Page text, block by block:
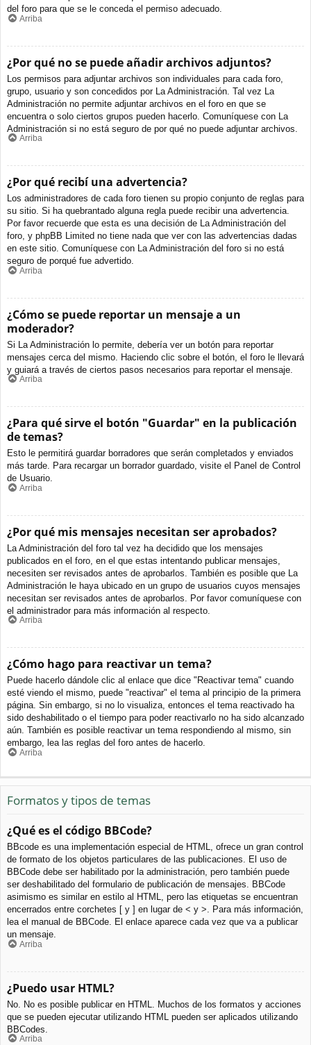
del foro para que se le conceda el permiso adecuado.
Arriba
¿Por qué no se puede añadir archivos adjuntos?
Los permisos para adjuntar archivos son individuales para cada foro,
grupo, usuario y son concedidos por La Administración. Tal vez La
Administración no permite adjuntar archivos en el foro en que se
encuentra o solo ciertos grupos pueden hacerlo. Comuníquese con La
Administración si no está seguro de por qué no puede adjuntar archivos.
Arriba
¿Por qué recibí una advertencia?
Los administradores de cada foro tienen su propio conjunto de reglas para
su sitio. Si ha quebrantado alguna regla puede recibir una advertencia.
Por favor recuerde que esta es una decisión de La Administración del
foro, y phpBB Limited no tiene nada que ver con las advertencias dadas
en este sitio. Comuníquese con La Administración del foro si no está
seguro de porqué fue advertido.
Arriba
¿Cómo se puede reportar un mensaje a un
moderador?
Si La Administración lo permite, debería ver un botón para reportar
mensajes cerca del mismo. Haciendo clic sobre el botón, el foro le llevará
y guiará a través de ciertos pasos necesarios para reportar el mensaje.
Arriba
¿Para qué sirve el botón "Guardar" en la publicación
de temas?
Esto le permitirá guardar borradores que serán completados y enviados
más tarde. Para recargar un borrador guardado, visite el Panel de Control
de Usuario.
Arriba
¿Por qué mis mensajes necesitan ser aprobados?
La Administración del foro tal vez ha decidido que los mensajes
publicados en el foro, en el que estas intentando publicar mensajes,
necesiten ser revisados antes de aprobarlos. También es posible que La
Administración le haya ubicado en un grupo de usuarios cuyos mensajes
necesitan ser revisados antes de aprobarlos. Por favor comuníquese con
el administrador para más información al respecto.
Arriba
¿Cómo hago para reactivar un tema?
Puede hacerlo dándole clic al enlace que dice "Reactivar tema" cuando
esté viendo el mismo, puede "reactivar" el tema al principio de la primera
página. Sin embargo, si no lo visualiza, entonces el tema reactivado ha
sido deshabilitado o el tiempo para poder reactivarlo no ha sido alcanzado
aún. También es posible reactivar un tema respondiendo al mismo, sin
embargo, lea las reglas del foro antes de hacerlo.
Arriba
Formatos y tipos de temas
¿Qué es el código BBCode?
BBcode es una implementación especial de HTML, ofrece un gran control
de formato de los objetos particulares de las publicaciones. El uso de
BBCode debe ser habilitado por la administración, pero también puede
ser deshabilitado del formulario de publicación de mensajes. BBCode
asimismo es similar en estilo al HTML, pero las etiquetas se encuentran
encerrados entre corchetes [ y ] en lugar de < y >. Para más información,
lea el manual de BBCode. El enlace aparece cada vez que va a publicar
un mensaje.
Arriba
¿Puedo usar HTML?
No. No es posible publicar en HTML. Muchos de los formatos y acciones
que se pueden ejecutar utilizando HTML pueden ser aplicados utilizando
BBCodes.
Arriba